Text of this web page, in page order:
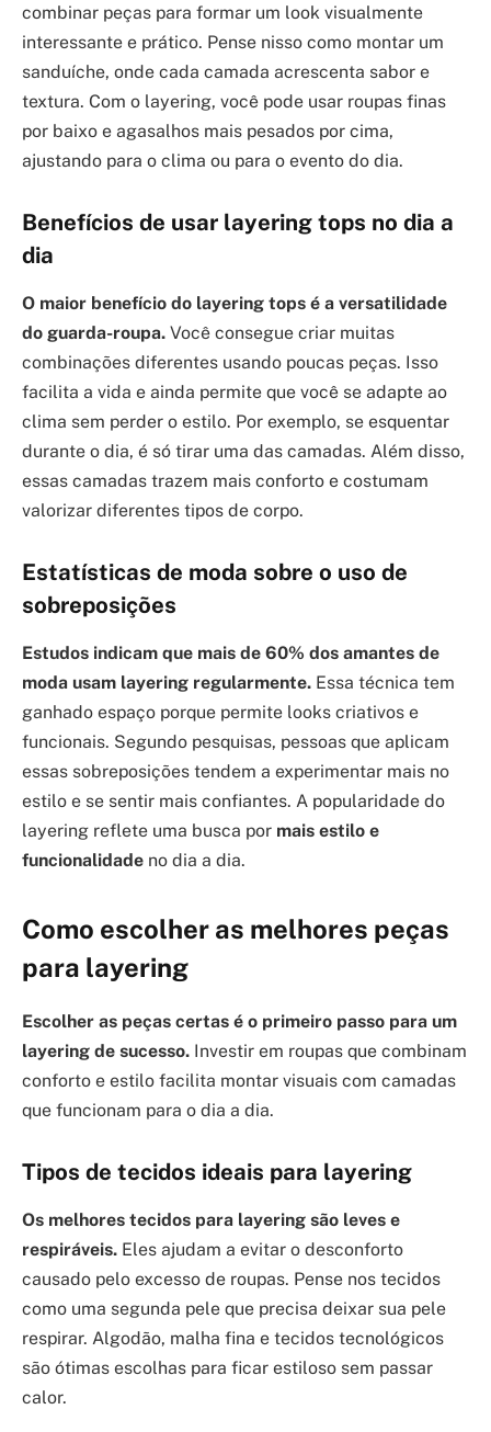
combinar peças para formar um look visualmente
interessante e prático. Pense nisso como montar um
sanduíche, onde cada camada acrescenta sabor e
textura. Com o layering, você pode usar roupas finas
por baixo e agasalhos mais pesados por cima,
ajustando para o clima ou para o evento do dia.
Benefícios de usar layering tops no dia a
dia
O maior benefício do layering tops é a versatilidade
do guarda-roupa. Você consegue criar muitas
combinações diferentes usando poucas peças. Isso
facilita a vida e ainda permite que você se adapte ao
clima sem perder o estilo. Por exemplo, se esquentar
durante o dia, é só tirar uma das camadas. Além disso,
essas camadas trazem mais conforto e costumam
valorizar diferentes tipos de corpo.
Estatísticas de moda sobre o uso de
sobreposições
Estudos indicam que mais de 60% dos amantes de
moda usam layering regularmente. Essa técnica tem
ganhado espaço porque permite looks criativos e
funcionais. Segundo pesquisas, pessoas que aplicam
essas sobreposições tendem a experimentar mais no
estilo e se sentir mais confiantes. A popularidade do
layering reflete uma busca por mais estilo e
funcionalidade no dia a dia.
Como escolher as melhores peças
para layering
Escolher as peças certas é o primeiro passo para um
layering de sucesso. Investir em roupas que combinam
conforto e estilo facilita montar visuais com camadas
que funcionam para o dia a dia.
Tipos de tecidos ideais para layering
Os melhores tecidos para layering são leves e
respiráveis. Eles ajudam a evitar o desconforto
causado pelo excesso de roupas. Pense nos tecidos
como uma segunda pele que precisa deixar sua pele
respirar. Algodão, malha fina e tecidos tecnológicos
são ótimas escolhas para ficar estiloso sem passar
calor.